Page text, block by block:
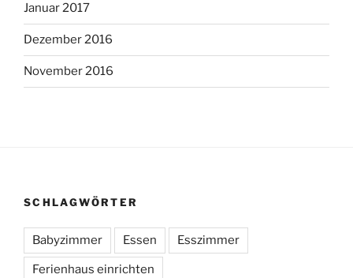
Januar 2017
Dezember 2016
November 2016
SCHLAGWÖRTER
Babyzimmer Essen Esszimmer
Ferienhaus einrichten